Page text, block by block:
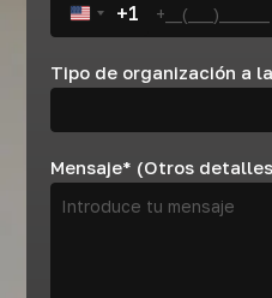
United States +1
+1
Tipo de organización a
Mensaje* (Otros